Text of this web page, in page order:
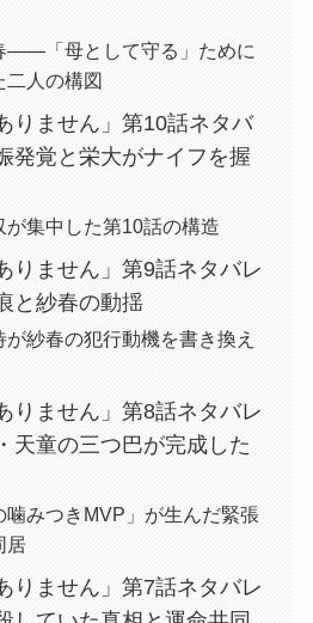
――「母として守る」ために
二人の構図
りません」第10話ネタバ
発覚と栄大がナイフを握
が集中した第10話の構造
りません」第9話ネタバレ
と紗春の動揺
が紗春の犯行動機を書き換え
りません」第8話ネタバレ
天童の三つ巴が完成した
噛みつきMVP」が生んだ緊張
居
りません」第7話ネタバレ